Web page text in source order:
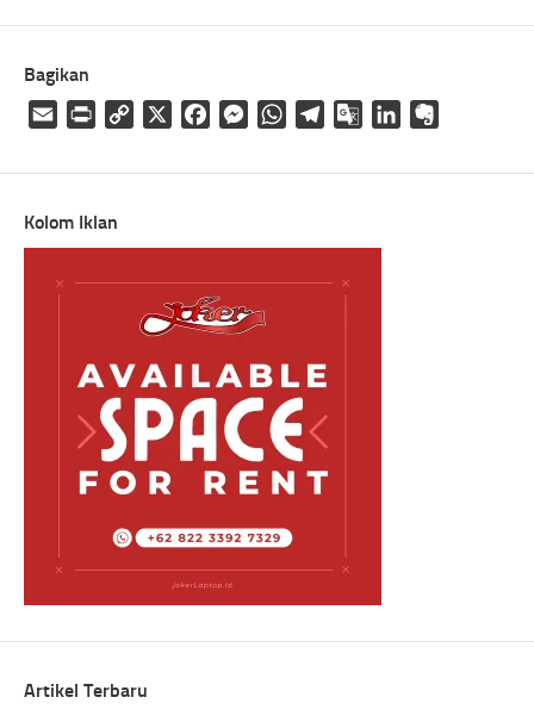
Bagikan
Email
Print
Copy
FacebookMessengerWhatsAppTelegramGoogleLinkedIn
Kolom Iklan
Artikel Terbaru